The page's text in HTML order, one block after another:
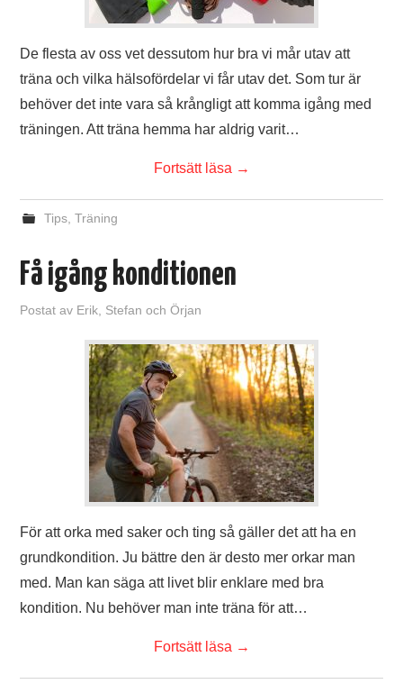
De flesta av oss vet dessutom hur bra vi mår utav att
träna och vilka hälsofördelar vi får utav det. Som tur är
behöver det inte vara så krångligt att komma igång med
träningen. Att träna hemma har aldrig varit…
Fortsätt läsa →
Tips, Träning
Få igång konditionen
Postatav Erik, Stefan och Örjan
För att orka med saker och ting så gäller det att ha en
grundkondition. Ju bättre den är desto mer orkar man
med. Man kan säga att livet blir enklare med bra
kondition. Nu behöver man inte träna för att…
Fortsätt läsa →